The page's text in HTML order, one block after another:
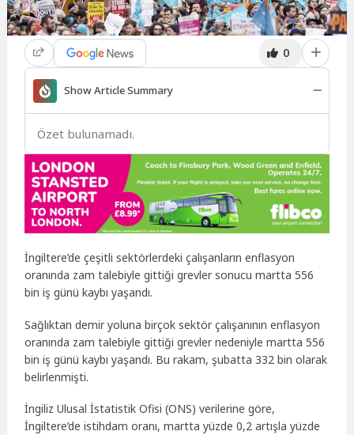
0
Show Article Summary
Özet bulunamadı.
İngiltere’de çeşitli sektörlerdeki çalışanların enflasyon
oranında zam talebiyle gittiği grevler sonucu martta 556
bin iş günü kaybı yaşandı.
Sağlıktan demir yoluna birçok sektör çalışanının enflasyon
oranında zam talebiyle gittiği grevler nedeniyle martta 556
bin iş günü kaybı yaşandı. Bu rakam, şubatta 332 bin olarak
belirlenmişti.
İngiliz Ulusal İstatistik Ofisi (ONS) verilerine göre,
İngiltere’de istihdam oranı, martta yüzde 0,2 artışla yüzde